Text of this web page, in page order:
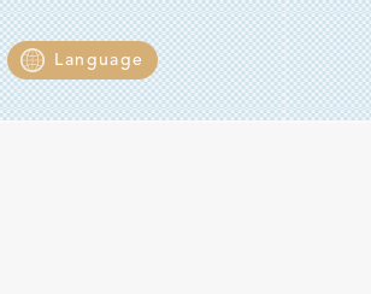
Language